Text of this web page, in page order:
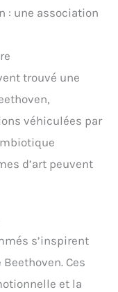
: une association
trouvé une
véhiculées par
d’art peuvent
s’inspirent
Ces
et la